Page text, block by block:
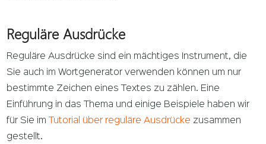
Reguläre Ausdrücke
Reguläre Ausdrücke sind ein mächtiges Instrument, die
Sie auch im Wortgenerator verwenden können um nur
bestimmte Zeichen eines Textes zu zählen. Eine
Einführung in das Thema und einige Beispiele haben wir
für Sie im
Tutorial über reguläre Ausdrücke zusammen
gestellt.